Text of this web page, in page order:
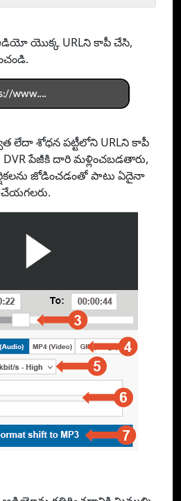
యొక్క URLని కాపీ చేసి,
లేదా శోధన పట్టీలోని URLని కాపీ
పేజీకి దారి మళ్లించబడతారు,
జోడించడంతో పాటు ఏదైనా